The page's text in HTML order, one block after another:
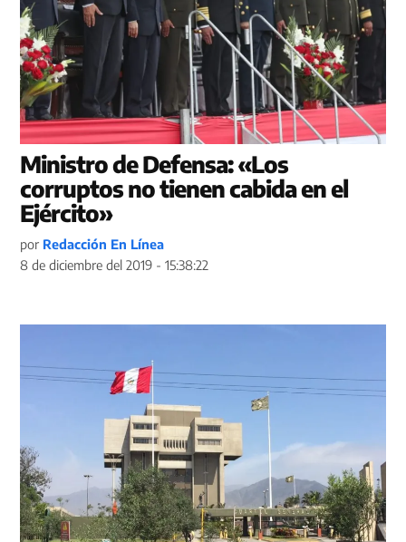
Ministro de Defensa: «Los
corruptos no tienen cabida en el
Ejército»
por Redacción En Línea
8 de diciembre del 2019 - 15:38:22